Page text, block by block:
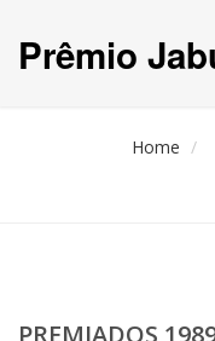
Prêmio
Home
PREMIADOS